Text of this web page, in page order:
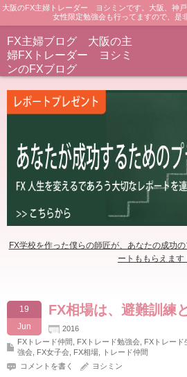
大阪のFX主婦トレーダー ヨシミンです。大阪、神戸
女性限定勉強会も行ってますので、是
FX主婦ブログ 大阪の主
婦FXトレーダー ヨシミ
ンのFXブログ
FX学校を作った僕らの師匠が、あなたの成功
ートももらえます
19
Jun
FX相場は、避難訓練
2016
FXトレード仲間
FXトレード勉強会 FXトレード
強会 FX女子会 FX相場
トレード仲間
コメントを書く
ヨシミン